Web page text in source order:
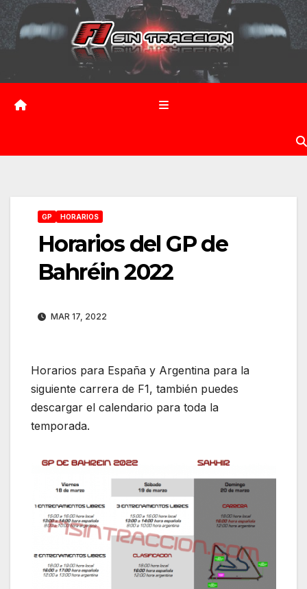
Saltar
contenido
GP HORARIOS
Horarios del GP de
Bahréin 2022
MAR 17, 2022
Horarios para España y Argentina para la
siguiente carrera de F1, también puedes
descargar el calendario para toda la
temporada.